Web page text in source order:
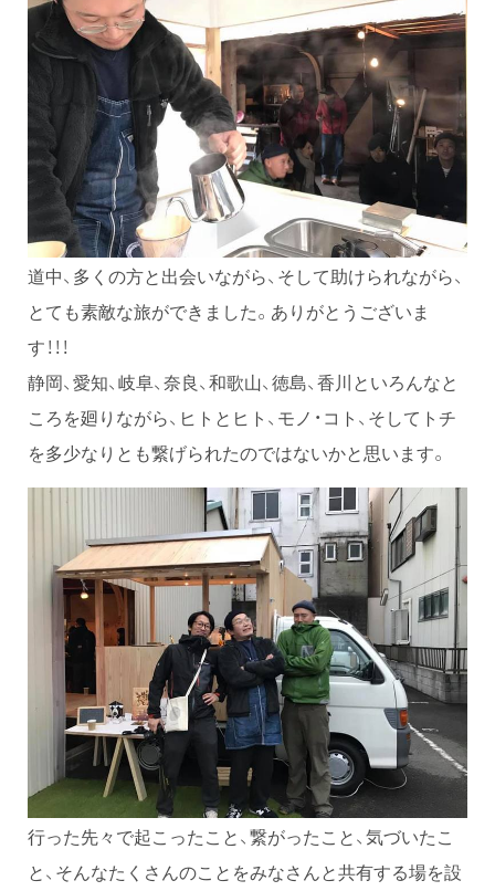
道中、多くの方と出会いながら、そして助けられながら、
とても素敵な旅ができました。ありがとうございま
す！！！
静岡、愛知、岐阜、奈良、和歌山、徳島、香川といろんなと
ころを廻りながら、ヒトとヒト、モノ・コト、そしてトチ
を多少なりとも繋げられたのではないかと思います。
行った先々で起こったこと、繋がったこと、気づいたこ
と、そんなたくさんのことをみなさんと共有する場を設